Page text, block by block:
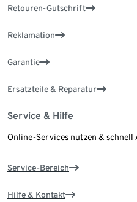
Retouren-Gutschrift
Reklamation
Garantie
Ersatzteile & Reparatur
Service & Hilfe
Online-Services nutzen &
Service-Bereich
Hilfe & Kontakt